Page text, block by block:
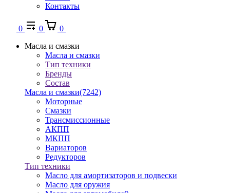
Контакты
0 0
0
Масла и смазки
Масла и смазки
Тип техники
Бренды
Состав
Масла и смазки(7242)
Моторные
Смазки
Трансмиссионные
АКПП
МКПП
Вариаторов
Редукторов
Тип техники
Масло для амортизаторов и подвески
Масло для оружия